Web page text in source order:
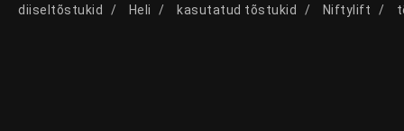
diiseltõstukid Heli kasutatud tõstukid Niftylift